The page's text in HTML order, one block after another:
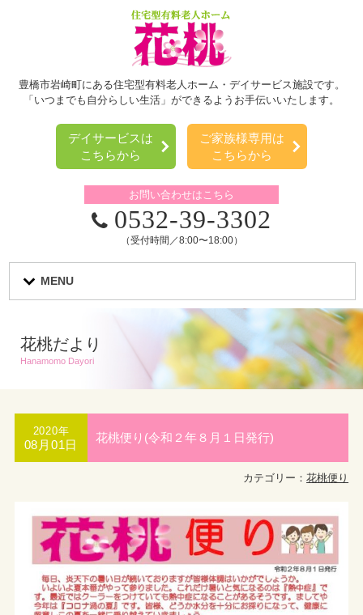
豊橋市岩崎町にある住宅型有料老人ホーム・デイサービス施設です。
「いつまでも自分らしい生活」ができるようお手伝いいたします。
デイサービスは
こちらから
ご家族様専用は
こちらから
お問い合わせはこちら
0532-39-3302
（受付時間／8:00〜18:00）
MENU
花桃だより
Hanamomo Dayori
2020年
08月01日
花桃便り(令和２年８月１日発行)
カテゴリー：花桃便り